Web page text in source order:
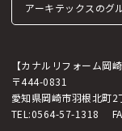
アーキテックスのグ
【カナルリフォーム岡崎
〒444-0831
愛知県岡崎市羽根北町
TEL:0564-57-1318